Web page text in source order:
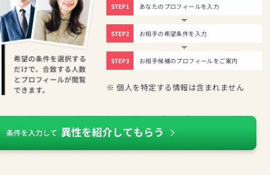
STEP1 あなたのプロフィールを入力
STEP2 お相手の希望条件を入力
STEP3 お相手候補のプロフィールをご案内
※ 個人を特定する情報は含まれません